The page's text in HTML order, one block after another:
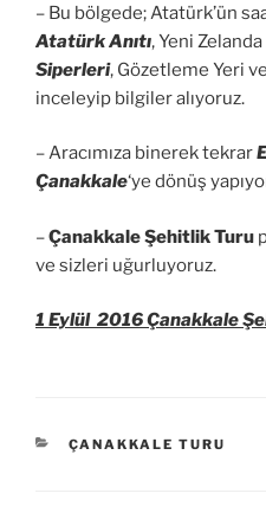
– Bu bölgede; Atatürk’ün
Atatürk Anıtı, Yeni
Siperleri, Gözetleme Yeri
inceleyip bilgiler alıyoruz.
– Aracımıza binerek tekrar
Çanakkale‘ye dönüş
–Çanakkale Şehitlik Turu
ve sizleri uğurluyoruz.
1 Eylül 2016 Çanakkale
KATEGORILER
ÇANAKKALE TURU